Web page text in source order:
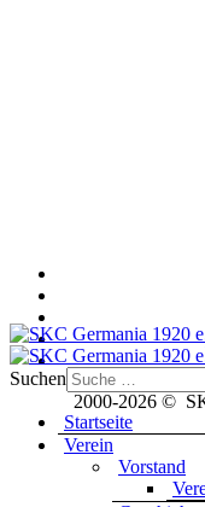
2000-2026 ©
Suchen
Startseite
Verein
Vorstand